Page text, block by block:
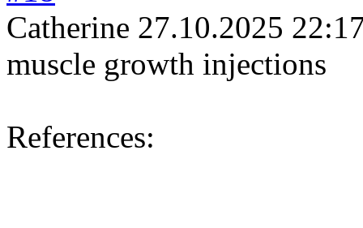
Catherine 27.10.2025
muscle growth injections
References: